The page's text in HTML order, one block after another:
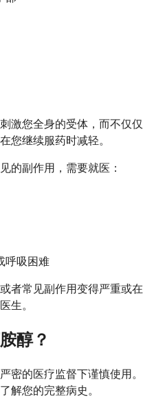
激您全身的受体，而不仅仅
您继续服药时减轻。
的副作用，需要就医：
呼吸困难
者常见副作用变得严重或在
生。
醇？
密的医疗监督下谨慎使用。
解您的完整病史。